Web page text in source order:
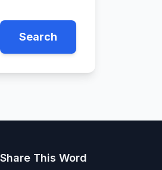
Search
Share This Word